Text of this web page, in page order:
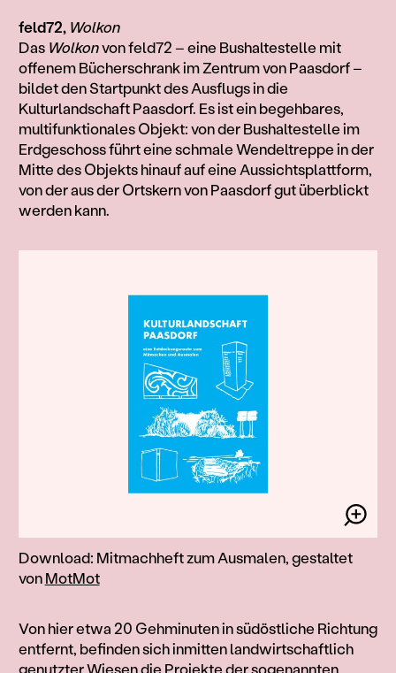
feld72, Wolkon
Das Wolkonvon feld72 – eine Bushaltestelle mit
offenem Bücherschrank im Zentrum von Paasdorf –
bildet den Startpunkt des Ausflugs in die
Kulturlandschaft Paasdorf. Es ist ein begehbares,
multifunktionales Objekt: von der Bushaltestelle im
Erdgeschoss führt eine schmale Wendeltreppe in der
Mitte des Objekts hinauf auf eine Aussichtsplattform,
von der aus der Ortskern von Paasdorf gut überblickt
werden kann.
Download: Mitmachheft zum Ausmalen, gestaltet
vonMotMot
Von hier etwa 20 Gehminuten in südöstliche Richtung
entfernt, befinden sich inmitten landwirtschaftlich
genutzter Wiesen die Projekte der sogenannten